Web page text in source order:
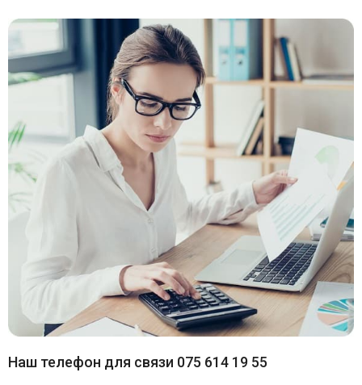
Наш телефон для связи 075 614 19 55